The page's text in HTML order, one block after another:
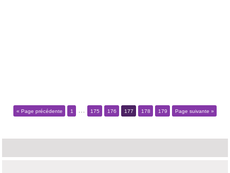
« Page précédente 1 175 176 177 178 179 Page suivante »